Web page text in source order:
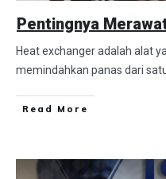
Pentingnya
Heat exchanger adalah alat
memindahkan panas dari
Read More